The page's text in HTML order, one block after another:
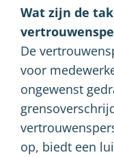
Wat zijn de
De
voor
ongewenst
op, biedt een